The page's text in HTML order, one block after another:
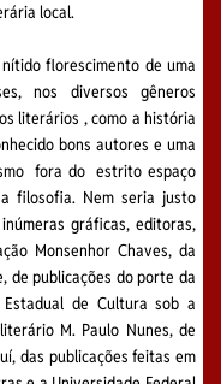
local.
florescimento de uma
nos diversos gêneros
literários , como a história
bons autores e uma
fora do estrito espaço
filosofia. Nem seria justo
gráficas, editoras,
Monsenhor Chaves, da
de publicações do porte da
de Cultura sob a
M. Paulo Nunes, de
das publicações feitas em